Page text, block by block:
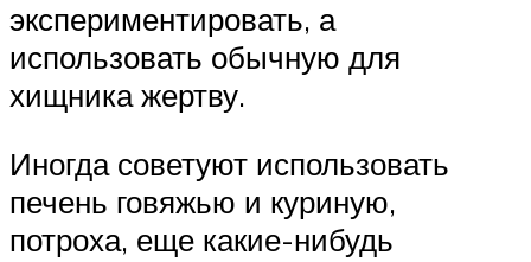
экспериментировать, а
использовать обычную для
хищника жертву.
Иногда советуют использовать
печень говяжью и куриную,
потроха, еще какие-нибудь